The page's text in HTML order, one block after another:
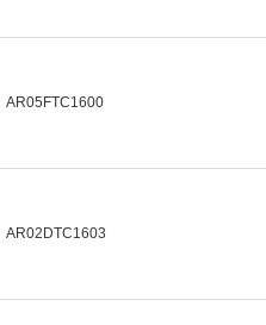
AR05FTC1600
AR02DTC1603